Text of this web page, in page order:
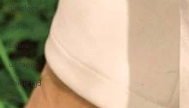
lusteloos
zelfzorg
balans
uitdaging
weinig tijd
B12